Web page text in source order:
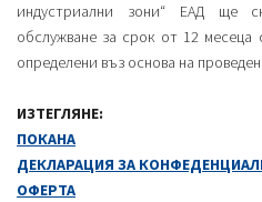
индустриални зони“ ЕАД ще
обслужване за срок от 12
определени въз основа на
ИЗТЕГЛЯНЕ:
ПОКАНА
ДЕКЛАРАЦИЯ ЗА
ОФЕРТА